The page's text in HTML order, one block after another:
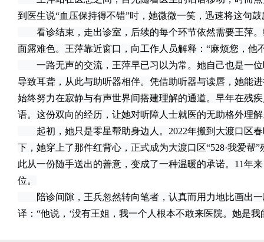
到医生说“血压保持得不错”时，她微微一笑，迅速将这句
看诊结束，走出诊室，后续的每个环节依然需要王萍。
面露难色。王萍靠近窗口，向工作人员解释：“麻烦您，他
一路无声的交流，王萍早已习以为常。她自己也是一
导致耳聋，从此与助听器相伴。凭借助听器与读唇，她能
始终努力在寂静与有声世界间搭建理解的通道。早年在残
语。这份双向的经历，让她对听障人士就医的无助格外理
起初，她只是零星帮助身边人。2022年搬到大渡口区春
下，她穿上了那件红背心，正式成为大渡口区“528·我爱帮
此从一份随手送出的善意，变成了一种温暖的承诺。11年
位。
陪诊间隙，王兵忽然转向笔者，认真而用力地比画出一
译：“他说，‘没有王姐，我一个人根本不敢来医院。她是我